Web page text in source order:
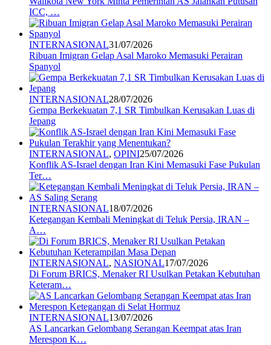
ICC, …
INTERNASIONAL31/07/2026
Ribuan Imigran Gelap Asal Maroko Memasuki Perairan
Spanyol
INTERNASIONAL28/07/2026
Gempa Berkekuatan 7,1 SR Timbulkan Kerusakan Luas di
Jepang
INTERNASIONAL, OPINI25/07/2026
Konflik AS-Israel dengan Iran Kini Memasuki Fase Pukulan
Ter…
INTERNASIONAL18/07/2026
Ketegangan Kembali Meningkat di Teluk Persia, IRAN –
A…
INTERNASIONAL, NASIONAL17/07/2026
Di Forum BRICS, Menaker RI Usulkan Petakan Kebutuhan
Keteram…
INTERNASIONAL13/07/2026
AS Lancarkan Gelombang Serangan Keempat atas Iran
Merespon K…